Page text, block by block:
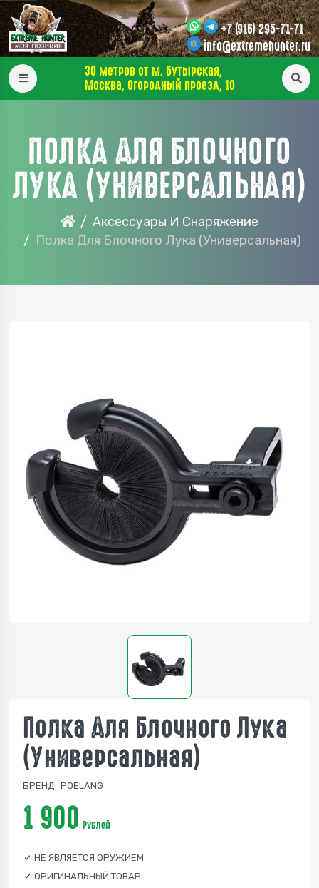
+7 (916) 295-71-71
info@extremehunter.ru
30 метров от м. Бутырская,
Москва, Огородный проезд, 10
ПОЛКА ДЛЯ БЛОЧНОГО
ЛУКА (УНИВЕРСАЛЬНАЯ)
Аксессуары И Снаряжение
Полка Для Блочного Лука (универсальная)
Полка Для Блочного Лука
(универсальная)
БРЕНД: POELANG
1 900 Рублей
НЕ ЯВЛЯЕТСЯ ОРУЖИЕМ
ОРИГИНАЛЬНЫЙ ТОВАР